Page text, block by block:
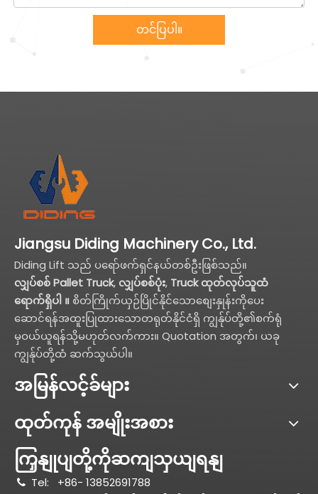
တင်ပြပါ။
Jiangsu Diding Machinery Co., Ltd.
Diding Lift သည် ပရော်ဖက်ရှင်နယ်တစ်ဦးဖြစ်သည်။
လျှပ်စစ် Pallet Truck, လျှပ်စစ်ပုံး, Truck ထုတ်လုပ်သူထံ
ရောက်ရှိပါ ။ စိတ်ကြိုက်ယှဉ်ပြိုင်နိုင်သောစျေးနှုန်းကိုပေး
ဆောင်ရန်အထူးပြုထားသောတရုတ်နိုင်ငံရှိ ကျွန်ုပ်တို့၏စက်ရုံ
မှဝယ်ယူရန်သို့မဟုတ်လက်ကား။ Quotation အတွက်၊ ယခု
ကျွန်ုပ်တို့ထံ ဆက်သွယ်ပါ။
အမြန်လင့်ခ်များ
ထုတ်ကုန် အမျိုးအစား
ကြှနျုပျတို့ကိုဆကျသှယျရနျ
 Tel: +86- 13852691788